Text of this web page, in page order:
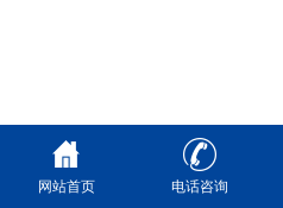
网站首页 电话咨询